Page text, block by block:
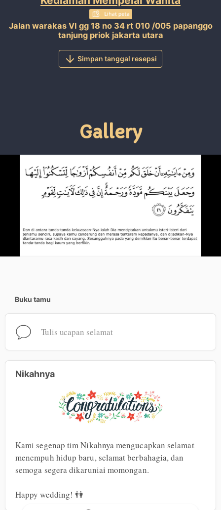
Jalan warakas VI gg 18 no 34 rt 010 /005 papanggo
tanjung priok jakarta utara
Simpan tanggal resepsi
Gallery
Buku tamu
Tulis ucapan selamat
Nikahnya
Kami segenap tim Nikahnya mengucapkan selamat
menempuh hidup baru, selamat berbahagia, dan
semoga segera dikaruniai momongan.
Happy wedding! 👫